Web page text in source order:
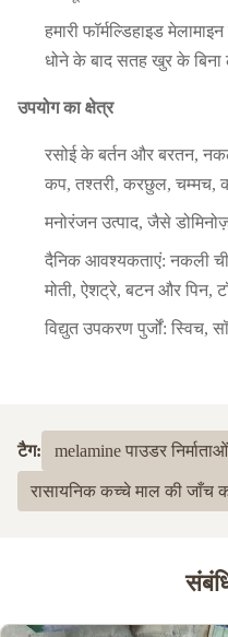
हमारी फॉर्मल्डिहाइड मेलामाइन
धोने के बाद सतह खुर के बिना
उपयोग का क्षेत्र
रसोई के बर्तन और बरतन,
कप, तश्तरी, करछुल, चम्मच,
मनोरंजन उत्पाद, जैसे
दैनिक आवश्यकताएं: नकली
मोती, ऐशट्रे, बटन और पिन,
विद्युत उपकरण पुर्जों: स्विच,
टैग: melamine पाउडर निर्माताओं
रासायनिक कच्चे माल की जाँच